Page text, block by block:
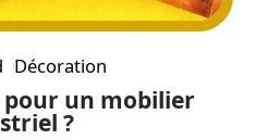
Décoration
un mobilier
?